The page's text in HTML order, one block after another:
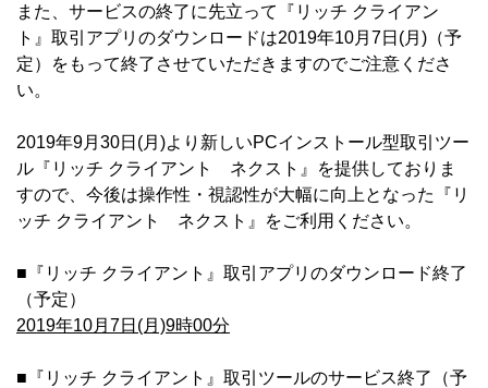
また、サービスの終了に先立って『リッチ クライアン
ト』取引アプリのダウンロードは2019年10月7日(月)（予
定）をもって終了させていただきますのでご注意くださ
い。
2019年9月30日(月)より新しいPCインストール型取引ツー
ル『リッチ クライアント ネクスト』を提供しておりま
すので、今後は操作性・視認性が大幅に向上となった『リ
ッチ クライアント ネクスト』をご利用ください。
■『リッチ クライアント』取引アプリのダウンロード終了
（予定）
2019年10月7日(月)9時00分
■『リッチ クライアント』取引ツールのサービス終了（予